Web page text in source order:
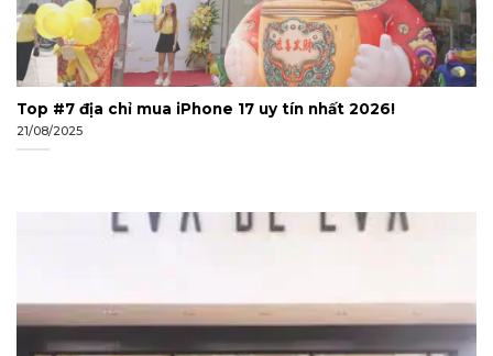
Top #7 địa chỉ mua iPhone 17 uy tín nhất 2026!
21/08/2025